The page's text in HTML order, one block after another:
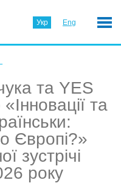
Укр Eng
та YES
та
Європі?»
зустрічі
року